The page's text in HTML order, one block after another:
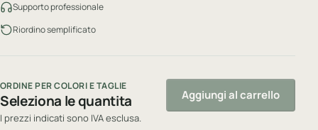
Supporto professionale
Riordino semplificato
ORDINE PER COLORI E TAGLIE
Seleziona le quantita
I prezzi indicati sono IVA esclusa.
Aggiungi al carrello